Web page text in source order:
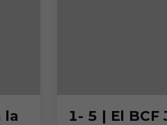
la
1- 5 | El BCF